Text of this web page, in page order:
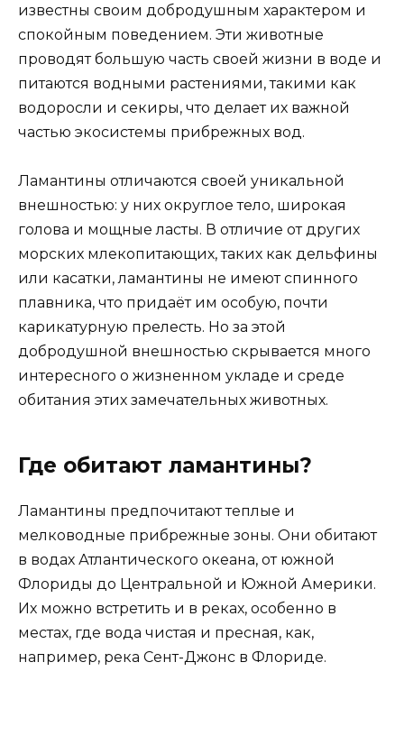
известны своим добродушным характером и
спокойным поведением. Эти животные
проводят большую часть своей жизни в воде и
питаются водными растениями, такими как
водоросли и секиры, что делает их важной
частью экосистемы прибрежных вод.
Ламантины отличаются своей уникальной
внешностью: у них округлое тело, широкая
голова и мощные ласты. В отличие от других
морских млекопитающих, таких как дельфины
или касатки, ламантины не имеют спинного
плавника, что придаёт им особую, почти
карикатурную прелесть. Но за этой
добродушной внешностью скрывается много
интересного о жизненном укладе и среде
обитания этих замечательных животных.
Где обитают ламантины?
Ламантины предпочитают теплые и
мелководные прибрежные зоны. Они обитают
в водах Атлантического океана, от южной
Флориды до Центральной и Южной Америки.
Их можно встретить и в реках, особенно в
местах, где вода чистая и пресная, как,
например, река Сент-Джонс в Флориде.